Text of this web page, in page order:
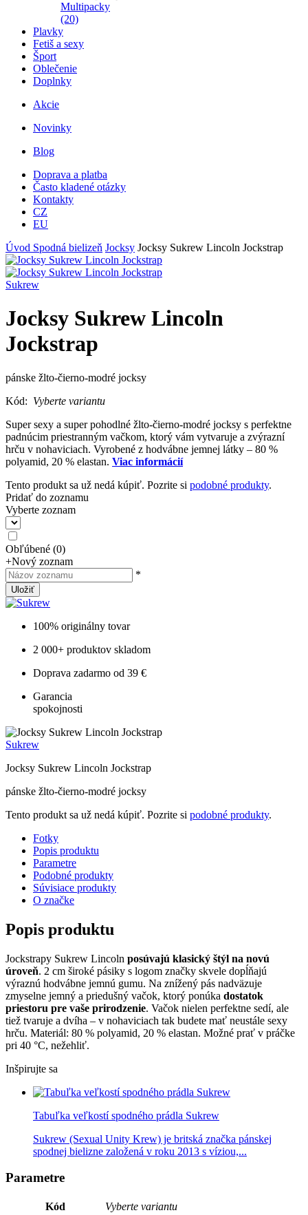
Multipacky
(20)
Plavky
Fetiš a sexy
Šport
Oblečenie
Doplnky
Akcie
Novinky
Blog
Doprava a platba
Často kladené otázky
Kontakty
CZ
EU
Úvod Spodná bielizeň Jocksy Jocksy Sukrew Lincoln Jockstrap
Sukrew
Jocksy Sukrew Lincoln
Jockstrap
pánske žlto-čierno-modré jocksy
Kód: Vyberte variantu
Super sexy a super pohodlné žlto-čierno-modré jocksy s perfektne
padnúcim priestranným vačkom, ktorý vám vytvaruje a zvýrazní
hrču v nohaviciach. Vyrobené z hodvábne jemnej látky – 80 %
polyamid, 20 % elastan. Viac informácií
Tento produkt sa už nedá kúpiť. Pozrite si podobné produkty.
Pridať do zoznamu
Vyberte zoznam
Obľúbené (0)
+Nový zoznam
*
Uložiť
100% originálny tovar
2 000+ produktov skladom
Doprava zadarmo od 39 €
Garancia
spokojnosti
Sukrew
Jocksy Sukrew Lincoln Jockstrap
pánske žlto-čierno-modré jocksy
Tento produkt sa už nedá kúpiť. Pozrite si podobné produkty.
Fotky
Popis produktu
Parametre
Podobné produkty
Súvisiace produkty
O značke
Popis produktu
Jockstrapy Sukrew Lincoln posúvajú klasický štýl na novú
úroveň. 2 cm široké pásiky s logom značky skvele dopĺňajú
výraznú hodvábne jemnú gumu. Na znížený pás nadväzuje
zmyselne jemný a priedušný vačok, ktorý ponúka dostatok
priestoru pre vaše prirodzenie. Vačok nielen perfektne sedí, ale
tiež tvaruje a dvíha – v nohaviciach tak budete mať neustále sexy
hrču. Materiál: 80 % polyamid, 20 % elastan. Možné prať v práčke
pri 40 °C, nežehliť.
Inšpirujte sa
Tabuľka veľkostí spodného prádla Sukrew
Sukrew (Sexual Unity Krew) je britská značka pánskej
spodnej bielizne založená v roku 2013 s víziou,...
Parametre
Kód Vyberte variantu